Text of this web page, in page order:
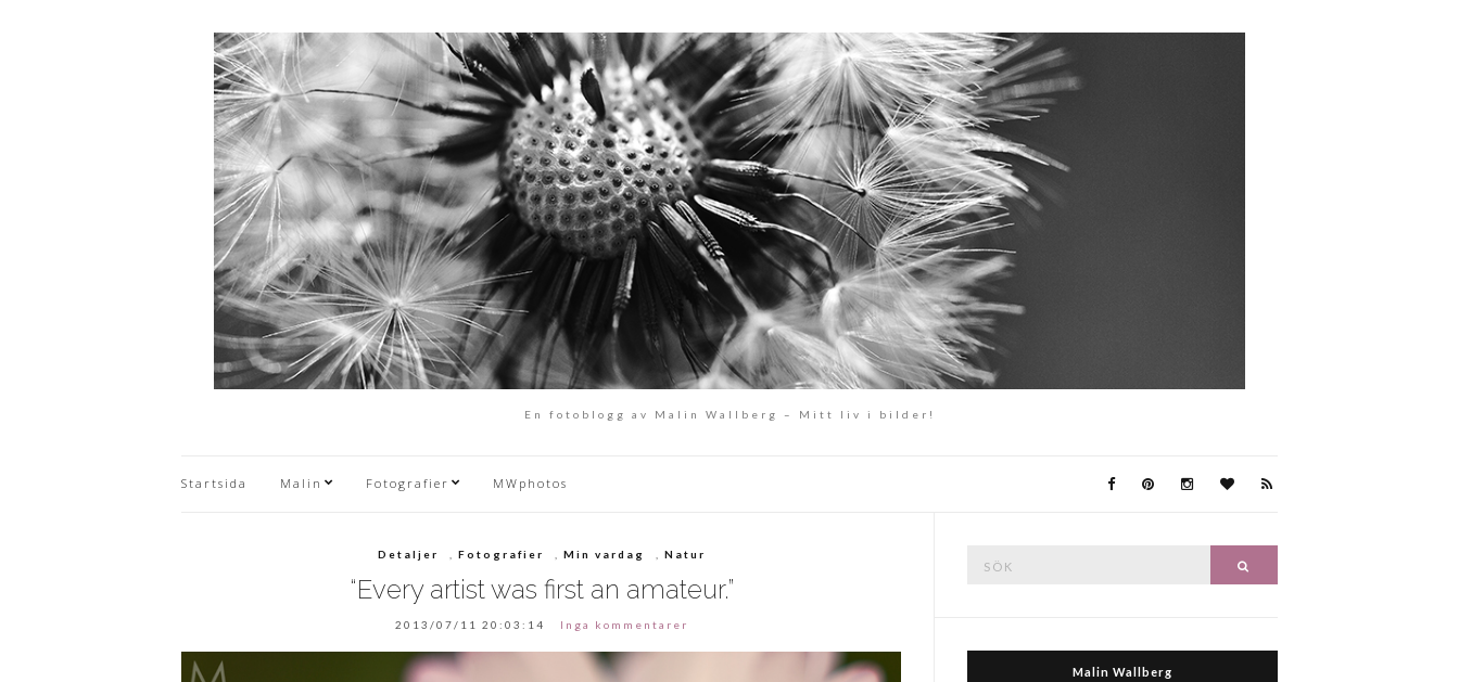
En fotoblogg av Malin Wallberg – Mitt liv i bilder!
Startsida Malin Fotografier MWphotos
Detaljer Fotografier Min vardag Natur
“Every artist was first an amateur.”
2013/07/11 20:03:14 Inga kommentarer
Malin Wallberg